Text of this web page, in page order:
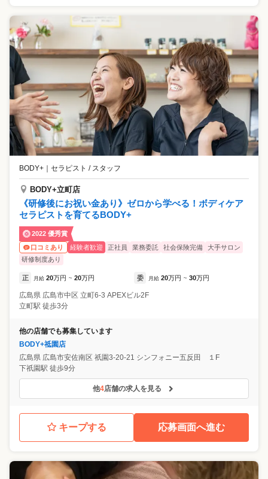
BODY+ セラピスト / スタッフ
BODY+立町店
《研修後にお祝い金あり》ゼロから学べる！ボディケア
セラピストを育てるBODY+
2022 優秀賞
口コミあり
経験者歓迎 正社員 業務委託 社会保険完備
大手サロン
研修制度あり
正 月給 20万円 ~ 20万円 委 月給 20万円 ~ 30万円
広島県 広島市中区 立町6-3 APEXビル2F
立町駅 徒歩3分
他の店舗でも募集しています
BODY+祗園店
広島県 広島市安佐南区 祇園3-20-21 シンフォニー五反田 １F
下祇園駅 徒歩9分
他4店舗の求人を見る
キープする 応募画面へ進む